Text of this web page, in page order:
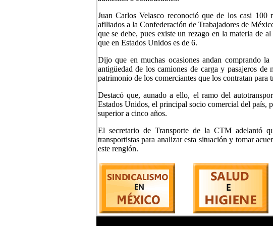
Juan Carlos Velasco reconoció que de los casi 100
afiliados a la Confederación de Trabajadores de
que se debe, pues existe un rezago en la materia de
que en Estados Unidos es de 6.
Dijo que en muchas ocasiones andan comprando
antigüedad de los camiones de carga y pasajeros
patrimonio de los comerciantes que los contratan para
Destacó que, aunado a ello, el ramo del
Estados Unidos, el principal socio comercial del país,
superior a cinco años.
El secretario de Transporte de la CTM adelantó
transportistas para analizar esta situación y tomar
este renglón.